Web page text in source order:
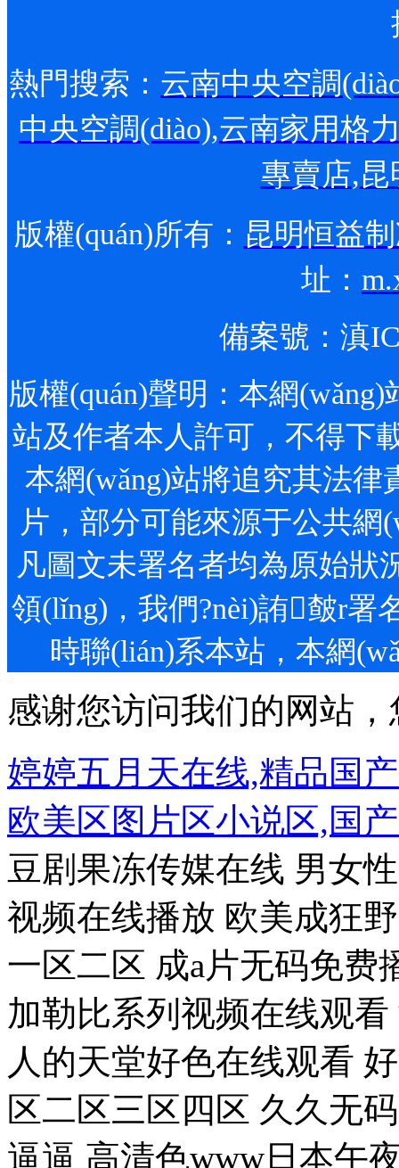
熱門搜索： 云南中央空調
中央空調(diào),云南家用格
專賣店,昆
版權(quán)所有： 昆明恒益
址：
備案號： 滇
版權(quán)聲明：本網
站及作者本人許可，不得下載
本網(wǎng)站將追究其法律責
片，部分可能來源于公共
凡圖文未署名者均為原始狀
領(lǐng)，我們?nèi)詴皶
時聯(lián)系本站，本
感谢您访问我们的网站
婷婷五月天在线,精品国
欧美区图片区小说区,国